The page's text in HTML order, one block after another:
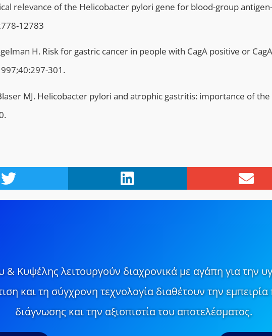
relevance of the Helicobacter pylori gene for blood-group
12783
H. Risk for gastric cancer in people with CagA positive or CagA
301.
MJ. Helicobacter pylori and atrophic gastritis: importance of the
& Κυψέλης λειτουργούν διαχρονικά με αγάπη για την
και τη σύγχρονη τεχνολογία διαθέτουν την
διάγνωσης και την αξιοπιστία του αποτελέσματος.